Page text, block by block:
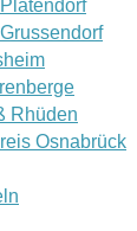
Rhüden
Osnabrück